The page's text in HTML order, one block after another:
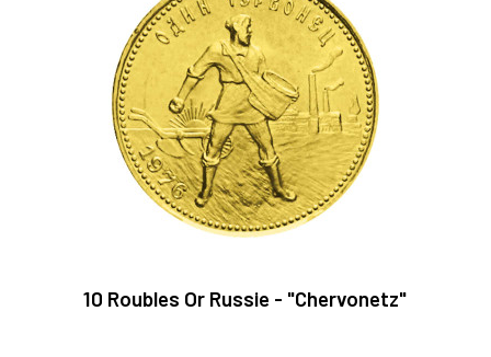
10 Roubles Or Russie - "Chervonetz"